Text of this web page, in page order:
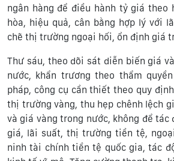
ngân hàng để điều hành tỷ giá theo
hòa, hiệu quả, cân bằng hợp lý với
chẽ thị trường ngoại hối, ổn định giá
Thư sáu, theo dõi sát diễn biến giá
nước, khẩn trương theo thẩm
pháp, công cụ cần thiết theo quy
thị trường vàng, thu hẹp chênh lệch
và giá vàng trong nước, không để tác
giá, lãi suất, thị trường tiền tệ,
ninh tài chính tiền tệ quốc gia, tác